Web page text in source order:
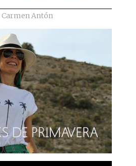
Carmen Antón